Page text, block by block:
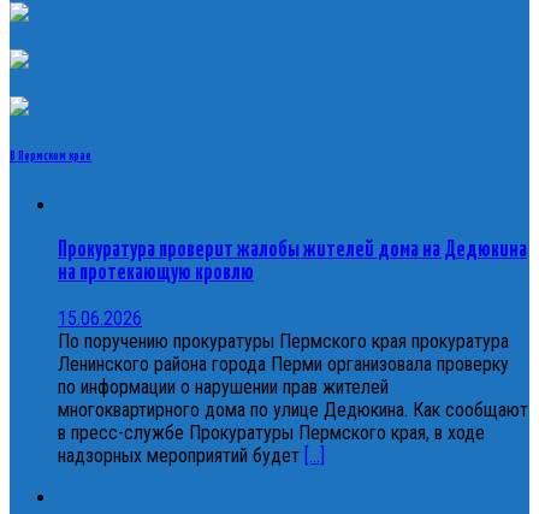
В Пермском крае
Прокуратура проверит жалобы жителей дома на Дедюкина
на протекающую кровлю
15.06.2026
По поручению прокуратуры Пермского края прокуратура
Ленинского района города Перми организовала проверку
по информации о нарушении прав жителей
многоквартирного дома по улице Дедюкина. Как сообщают
в пресс-службе Прокуратуры Пермского края, в ходе
надзорных мероприятий будет [...]